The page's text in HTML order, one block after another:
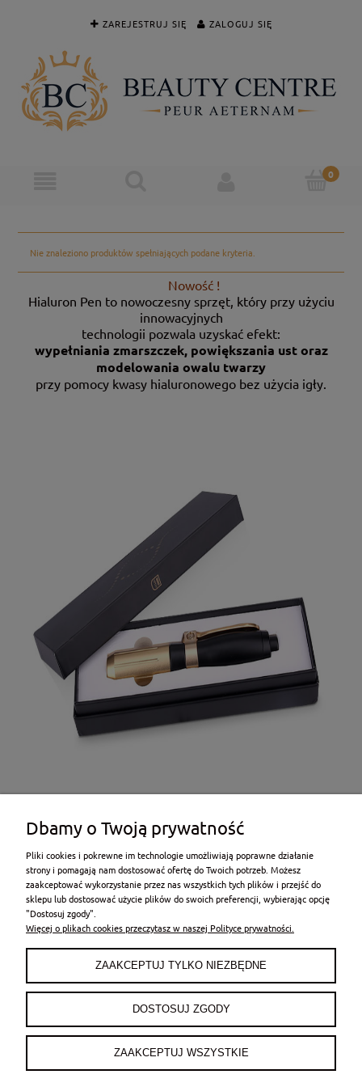
ZAREJESTRUJ SIĘ ZALOGUJ SIĘ
Nie znaleziono produktów spełniających podane kryteria.
Nowość !
Hialuron Pen to nowoczesny sprzęt, który przy użyciu
innowacyjnych
technologii pozwala uzyskać efekt:
wypełniania zmarszczek, powiększania ust oraz
modelowania owalu twarzy
przy pomocy kwasy hialuronowego bez użycia igły.
POMOC
PŁATNOŚCI I DOSTAWA
INFORMACJE
Dbamy o Twoją prywatność
Pliki cookies i pokrewne im technologie umożliwiają poprawne działanie
strony i pomagają nam dostosować ofertę do Twoich potrzeb. Możesz
zaakceptować wykorzystanie przez nas wszystkich tych plików i przejść do
sklepu lub dostosować użycie plików do swoich preferencji, wybierając opcję
"Dostosuj zgody".
Więcej o plikach cookies przeczytasz w naszej Polityce prywatności.
ZAAKCEPTUJ TYLKO NIEZBĘDNE
DOSTOSUJ ZGODY
ZAAKCEPTUJ WSZYSTKIE